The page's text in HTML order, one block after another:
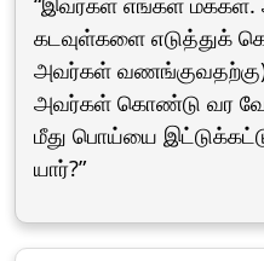
கடவுள்களை
அவர்கள்
அவர்கள் கொண்டு வர
மீது பொய்யை
யார்?”